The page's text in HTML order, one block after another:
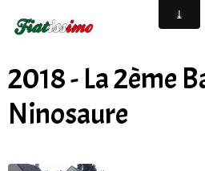
2018 - La 2ème
Ninosaure